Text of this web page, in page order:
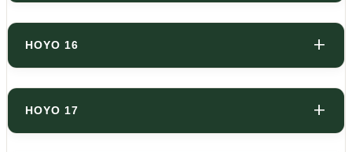
HOYO 16
HOYO 17